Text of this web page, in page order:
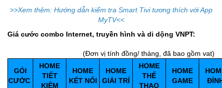
>>Xem thêm: Hướng dẫn kiểm tra Smart Tivi tương thích với App
MyTV<<
Giá cước combo Internet, truyền hình và di dộng VNPT:
(Đơn vị tính đồng/ tháng, đã bao gồm vat)
GÓI
CƯỚC
HOME
TIẾT
KIỆM
HOME
KẾT NỐI
HOME
GIẢI TRÍ
HOME
THỂ
THAO
HOME
GAME